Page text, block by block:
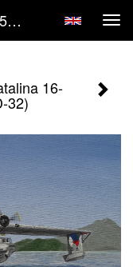
Lex Van Eck - Consolidated PBY-5a Catalina 16-212 (Bestelnr. MLD-32)
16-
32)